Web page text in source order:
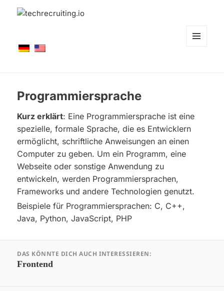
Programmiersprache
Kurz erklärt: Eine Programmiersprache ist eine
spezielle, formale Sprache, die es Entwicklern
ermöglicht, schriftliche Anweisungen an einen
Computer zu geben. Um ein Programm, eine
Webseite oder sonstige Anwendung zu
entwickeln, werden Programmiersprachen,
Frameworks und andere Technologien genutzt.
Beispiele für Programmiersprachen: C, C++,
Java, Python, JavaScript, PHP
Navigation
DAS KÖNNTE DICH AUCH INTERESSIEREN:
Vorheriger
Frontend